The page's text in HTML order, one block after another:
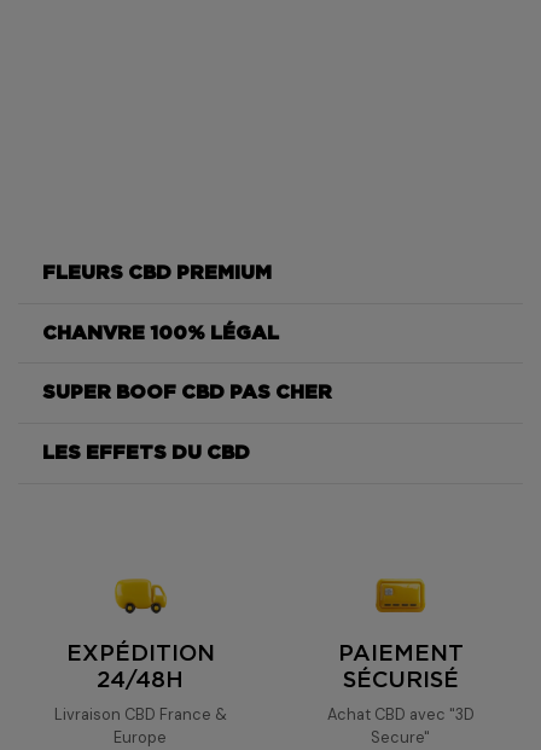
FLEURS CBD PREMIUM
CHANVRE 100% LÉGAL
SUPER BOOF CBD PAS CHER
LES EFFETS DU CBD
EXPÉDITION
24/48H
Livraison CBD France &
Europe
PAIEMENT
SÉCURISÉ
Achat CBD avec "3D
Secure"